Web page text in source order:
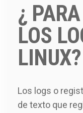
¿
LOS
LINUX?
Los logs o
de texto que